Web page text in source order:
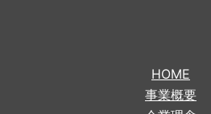
HOME
事業概要